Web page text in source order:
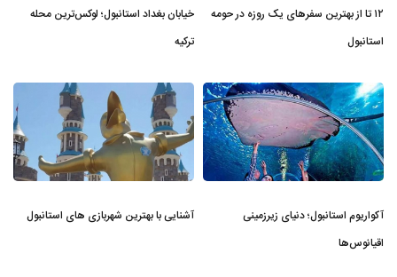
۱۲ تا از بهترین سفرهای یک روزه در حومه
استانبول
خیابان بغداد استانبول؛ لوکس‌ترین محله
ترکیه
آکواریوم استانبول؛ دنیای زیرزمینی
اقیانوس‌ها
آشنایی با بهترین شهربازی های استانبول